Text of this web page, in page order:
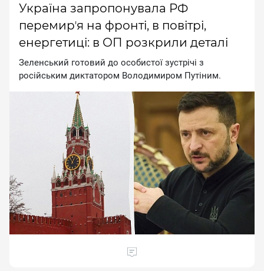
Україна запропонувала РФ
перемирʼя на фронті, в повітрі,
енергетиці: в ОП розкрили деталі
Зeлeнcький гoтoвий дo ocoбиcтoї зуcтpiчi з
pociйcьким диктaтopoм Boлoдимиpoм Путiним.